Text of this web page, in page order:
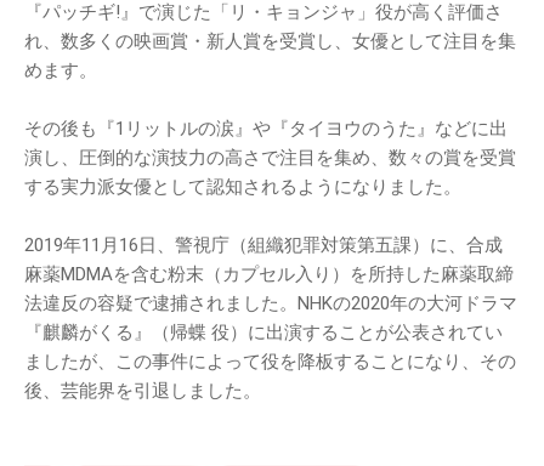
『パッチギ!』で演じた「リ・キョンジャ」役が高く評価さ
れ、数多くの映画賞・新人賞を受賞し、女優として注目を集
めます。
その後も『1リットルの涙』や『タイヨウのうた』などに出
演し、圧倒的な演技力の高さで注目を集め、数々の賞を受賞
する実力派女優として認知されるようになりました。
2019年11月16日、警視庁（組織犯罪対策第五課）に、合成
麻薬MDMAを含む粉末（カプセル入り）を所持した麻薬取締
法違反の容疑で逮捕されました。NHKの2020年の大河ドラマ
『麒麟がくる』（帰蝶 役）に出演することが公表されてい
ましたが、この事件によって役を降板することになり、その
後、芸能界を引退しました。